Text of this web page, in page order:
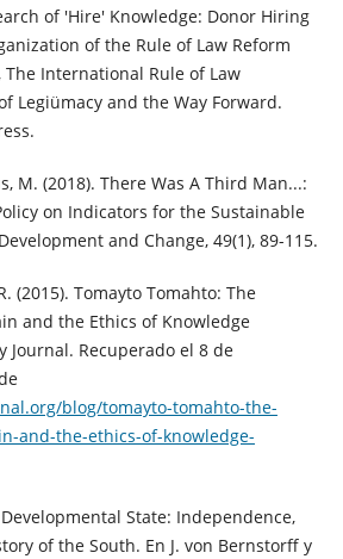
of 'Hire' Knowledge: Donor Hiring
of the Rule of Law Reform
The International Rule of Law
Legiümacy and the Way Forward.
M. (2018). There Was A Third Man...:
on Indicators for the Sustainable
and Change, 49(1), 89-115.
(2015). Tomayto Tomahto: The
and the Ethics of Knowledge
Journal. Recuperado el 8 de
blog/tomayto-tomahto-the-
and-the-ethics-of-knowledge-
Developmental State: Independence,
of the South. En J. von Bernstorff y